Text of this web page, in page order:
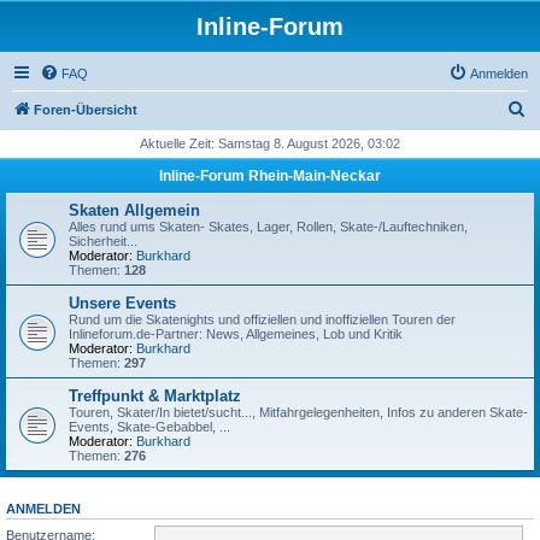
Inline-Forum
FAQ Anmelden
Foren-Übersicht
h
Aktuelle Zeit: Samstag 8. August 2026, 03:02
Inline-Forum Rhein-Main-Neckar
Skaten Allgemein
Alles rund ums Skaten- Skates, Lager, Rollen, Skate-/Lauftechniken,
Sicherheit...
Moderator: Burkhard
Themen: 128
Unsere Events
Rund um die Skatenights und offiziellen und inoffiziellen Touren der
Inlineforum.de-Partner: News, Allgemeines, Lob und Kritik
Moderator: Burkhard
Themen: 297
Treffpunkt & Marktplatz
Touren, Skater/In bietet/sucht..., Mitfahrgelegenheiten, Infos zu anderen Skate-
Events, Skate-Gebabbel, ...
Moderator: Burkhard
Themen: 276
ANMELDEN
Benutzername: